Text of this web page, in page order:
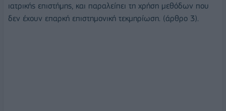
ιατρικής επιστήμης, και παραλείπει τη χρήση μεθόδων που
δεν έχουν επαρκή επιστημονική τεκμηρίωση. (άρθρο 3).